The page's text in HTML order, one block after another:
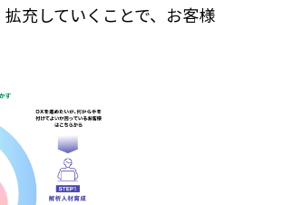
充していくことで、お客様